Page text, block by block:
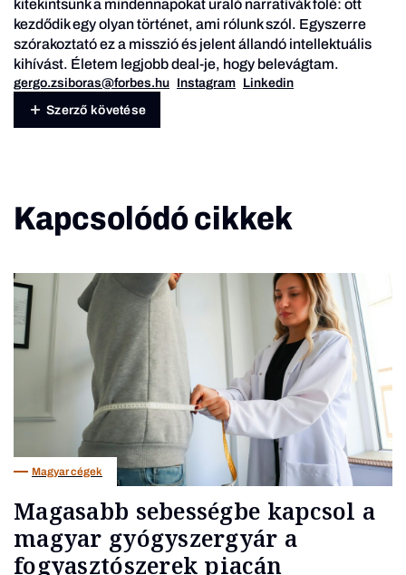
kitekintsünk a mindennapokat uraló narratívák fölé: ott
kezdődik egy olyan történet, ami rólunk szól. Egyszerre
szórakoztató ez a misszió és jelent állandó intellektuális
kihívást. Életem legjobb deal-je, hogy belevágtam.
gergo.zsiboras@forbes.hu Instagram Linkedin
Szerző követése
Kapcsolódó cikkek
Magyar cégek
Magasabb sebességbe kapcsol a
magyar gyógyszergyár a
fogyasztószerek piacán